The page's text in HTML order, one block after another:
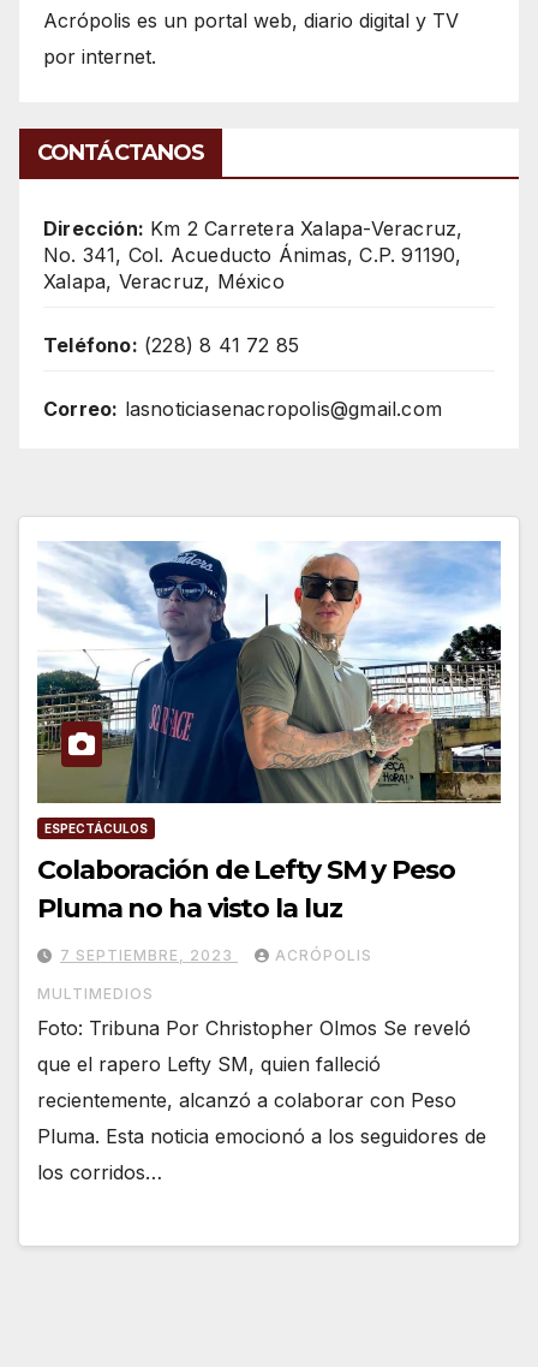
Acrópolis es un portal web, diario digital y TV
por internet.
CONTÁCTANOS
Dirección: Km 2 Carretera Xalapa-Veracruz,
No. 341, Col. Acueducto Ánimas, C.P. 91190,
Xalapa, Veracruz, México
Teléfono: (228) 8 41 72 85
Correo: lasnoticiasenacropolis@gmail.com
ESPECTÁCULOS
Colaboración de Lefty SM y Peso
Pluma no ha visto la luz
7 SEPTIEMBRE, 2023 ACRÓPOLIS
MULTIMEDIOS
Foto: Tribuna Por Christopher Olmos Se reveló
que el rapero Lefty SM, quien falleció
recientemente, alcanzó a colaborar con Peso
Pluma. Esta noticia emocionó a los seguidores de
los corridos…